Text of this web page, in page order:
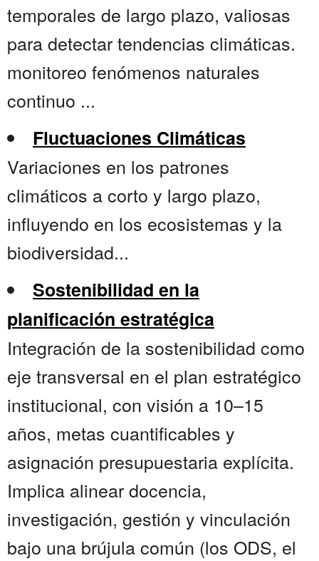
temporales de largo plazo, valiosas
para detectar tendencias climáticas.
monitoreo fenómenos naturales
continuo ...
Fluctuaciones Climáticas
Variaciones en los patrones
climáticos a corto y largo plazo,
influyendo en los ecosistemas y la
biodiversidad...
Sostenibilidad en la
planificación estratégica
Integración de la sostenibilidad como
eje transversal en el plan estratégico
institucional, con visión a 10–15
años, metas cuantificables y
asignación presupuestaria explícita.
Implica alinear docencia,
investigación, gestión y vinculación
bajo una brújula común (los ODS, el